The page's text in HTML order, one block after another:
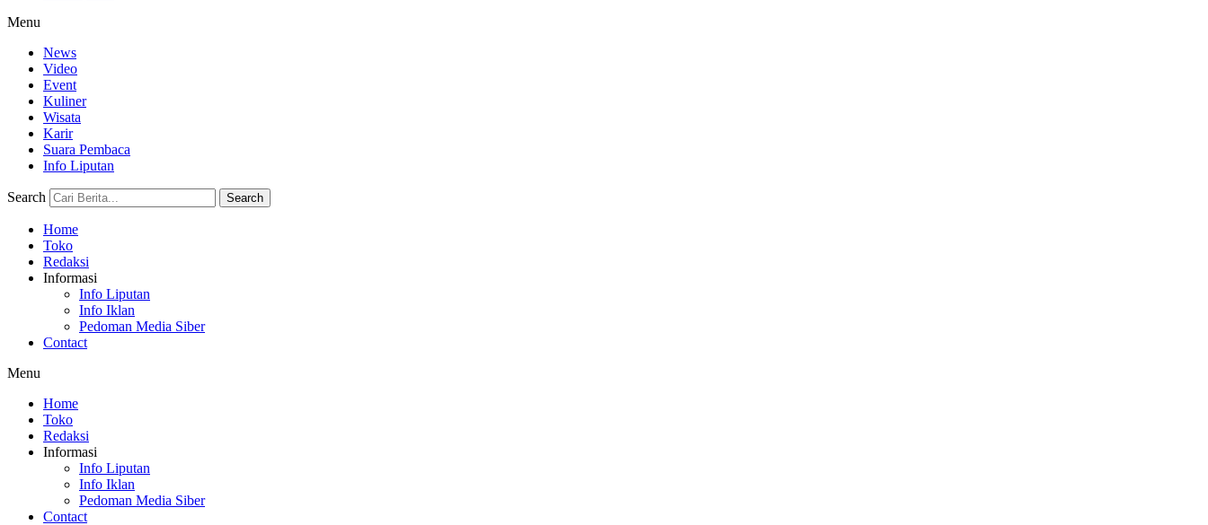
Menu
News
Video
Event
Kuliner
Wisata
Karir
Suara Pembaca
Info Liputan
Search Search
Home
Toko
Redaksi
Informasi
Info Liputan
Info Iklan
Pedoman Media Siber
Contact
Menu
Home
Toko
Redaksi
Informasi
Info Liputan
Info Iklan
Pedoman Media Siber
Contact